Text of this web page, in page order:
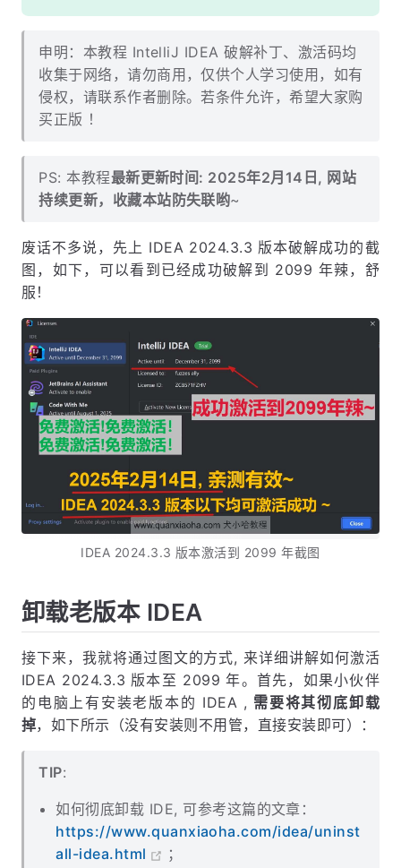
申明：本教程 IntelliJ IDEA 破解补丁、激活码均
收集于网络，请勿商用，仅供个人学习使用，如有
侵权，请联系作者删除。若条件允许，希望大家购
买正版 ！
PS: 本教程最新更新时间: 2025年2月14日, 网站
持续更新，收藏本站防失联哟~
废话不多说，先上 IDEA 2024.3.3 版本破解成功的截
图，如下，可以看到已经成功破解到 2099 年辣，舒
服！
IDEA 2024.3.3 版本激活到 2099 年截图
卸载老版本 IDEA
接下来，我就将通过图文的方式, 来详细讲解如何激活
IDEA 2024.3.3 版本至 2099 年。首先，如果小伙伴
的电脑上有安装老版本的 IDEA , 需要将其彻底卸载
掉，如下所示（没有安装则不用管，直接安装即可）：
TIP:
如何彻底卸载 IDE, 可参考这篇的文章：
https://www.quanxiaoha.com/idea/uninst
all-idea.html
；